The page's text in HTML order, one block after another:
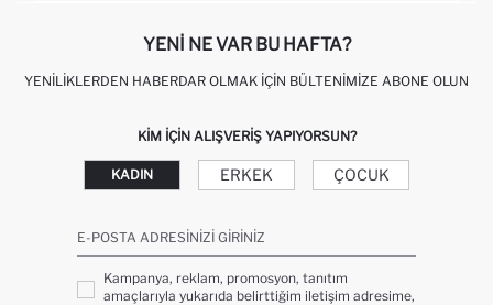
YENI NE VAR BU HAFTA?
YENILIKLERDEN HABERDAR OLMAK İÇIN BÜLTENIMIZE ABONE OLUN
KIM IÇIN ALIŞVERIŞ YAPIYORSUN?
KADIN ERKEK ÇOCUK
E-POSTA ADRESINIZI GIRINIZ
Kampanya, reklam, promosyon, tanıtım
amaçlarıyla yukarıda belirttiğim iletişim adresime,